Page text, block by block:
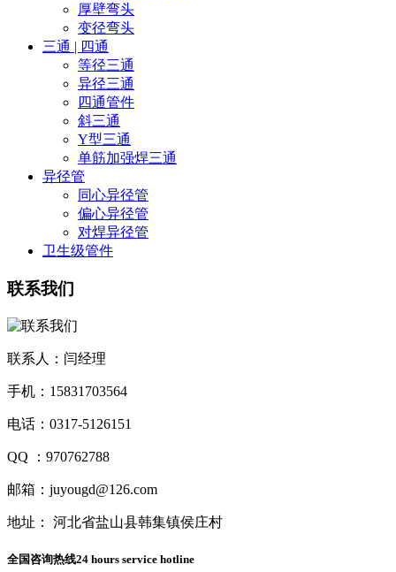
厚壁弯头
变径弯头
三通 | 四通
等径三通
异径三通
四通管件
斜三通
Y型三通
单筋加强焊三通
异径管
同心异径管
偏心异径管
对焊异径管
卫生级管件
联系我们
联系人：闫经理
手机：15831703564
电话：0317-5126151
QQ ：970762788
邮箱：juyougd@126.com
地址： 河北省盐山县韩集镇侯庄村
全国咨询热线24 hours service hotline